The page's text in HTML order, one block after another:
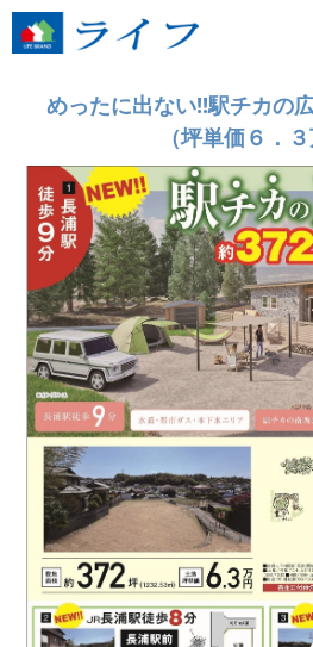
めったに出ない!!駅チカの
（坪単価６．３